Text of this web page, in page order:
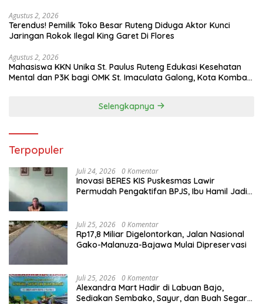
Agustus 2, 2026
Terendus! Pemilik Toko Besar Ruteng Diduga Aktor Kunci
Jaringan Rokok Ilegal King Garet Di Flores
Agustus 2, 2026
Mahasiswa KKN Unika St. Paulus Ruteng Edukasi Kesehatan
Mental dan P3K bagi OMK St. Imaculata Galong, Kota Komba
Selengkapnya
Terpopuler
Juli 24, 2026 0 Komentar
Inovasi BERES KIS Puskesmas Lawir
Permudah Pengaktifan BPJS, Ibu Hamil Jadi
Juli 25, 2026 0 Komentar
Rp17,8 Miliar Digelontorkan, Jalan Nasional
Gako-Malanuza-Bajawa Mulai Dipreservasi
Juli 25, 2026 0 Komentar
Alexandra Mart Hadir di Labuan Bajo,
Sediakan Sembako, Sayur, dan Buah Segar